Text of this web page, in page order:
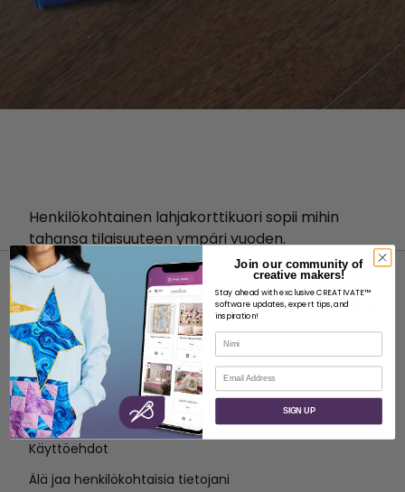
Henkilökohtainen lahjakorttikuori sopii mihin
tahansa tilaisuuteen ympäri vuoden.
MEISTÄ
Tietoja SVP Worldwide -yrityksestä
Ota yhteyttä
Käyttöehdot
Älä jaa henkilökohtaisia tietojani
Join our community of
creative makers!
Stay ahead with exclusive CREATIVATE™
software updates, expert tips, and
inspiration!
Nimi
Sähköposti
SIGN UP